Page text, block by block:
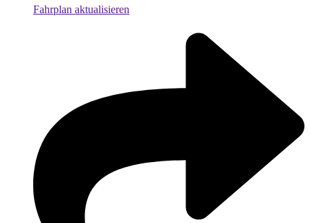
Fahrplan aktualisieren